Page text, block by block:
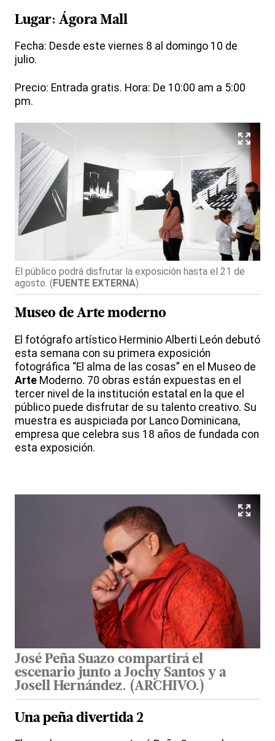
Lugar: Ágora Mall
Fecha: Desde este viernes 8 al domingo 10 de
julio.
Precio: Entrada gratis. Hora: De 10:00 am a 5:00
pm.
El público podrá disfrutar la exposición hasta el 21 de
agosto. ( FUENTE EXTERNA)
Museo de Arte moderno
El fotógrafo artístico Herminio Alberti León debutó
esta semana con su primera exposición
fotográfica “El alma de las cosas” en el Museo de
Arte Moderno. 70 obras están expuestas en el
tercer nivel de la institución estatal en la que el
público puede disfrutar de su talento creativo. Su
muestra es auspiciada por Lanco Dominicana,
empresa que celebra sus 18 años de fundada con
esta exposición.
José Peña Suazo compartirá el
escenario junto a Jochy Santos y a
Josell Hernández. (ARCHIVO.)
Una peña divertida 2